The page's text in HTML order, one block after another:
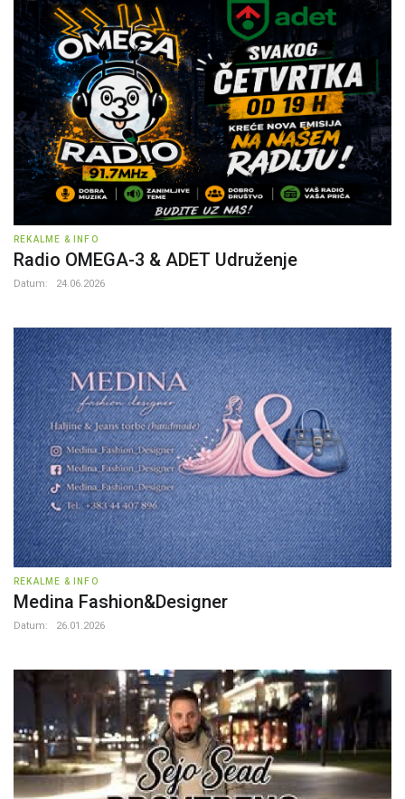
REKALME & INFO
Radio OMEGA-3 & ADET Udruženje
Datum: 24.06.2026
REKALME & INFO
Medina Fashion&Designer
Datum: 26.01.2026